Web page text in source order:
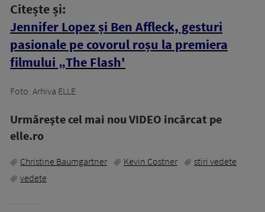
Citește și:
Jennifer Lopez și Ben Affleck, gesturi
pasionale pe covorul roșu la premiera
filmului „The Flash'
Foto: Arhiva ELLE
Urmăreşte cel mai nou VIDEO incărcat pe
elle.ro
Christine Baumgartner Kevin Costner
stiri vedete
vedete